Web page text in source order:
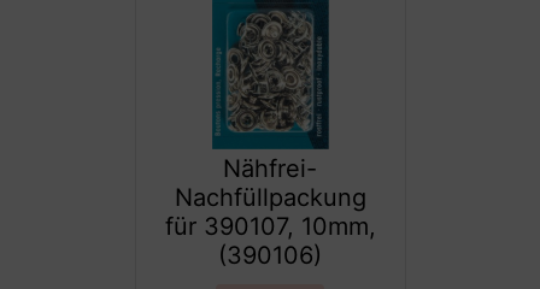
Nähfrei-
Nachfüllpackung
für 390107, 10mm,
(390106)